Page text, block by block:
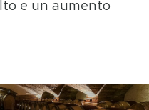
Mondiali calcio 2026
e un aumento